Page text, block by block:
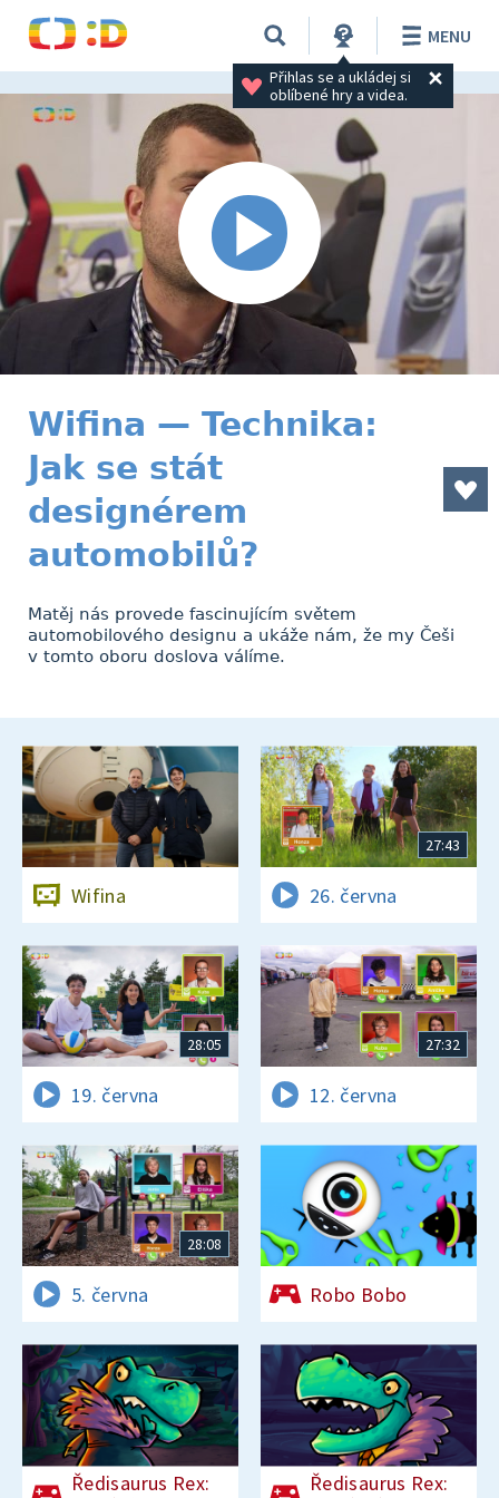
Přihlas se a ukládej si
oblíbené hry a videa.
MENU
Wifina — Technika:
Jak se stát
designérem
automobilů?
Matěj nás provede fascinujícím světem
automobilového designu a ukáže nám, že my Češi
v tomto oboru doslova válíme.
Wifina
27:43
26. června
28:05
19. června
27:32
12. června
28:08
5. června Robo Bobo
Ředisaurus Rex:
Ředisaurus Rex: